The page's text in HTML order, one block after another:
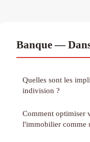
Banque —
Quelles sont les
indivision ?
Comment optimiser
l'immobilier comme